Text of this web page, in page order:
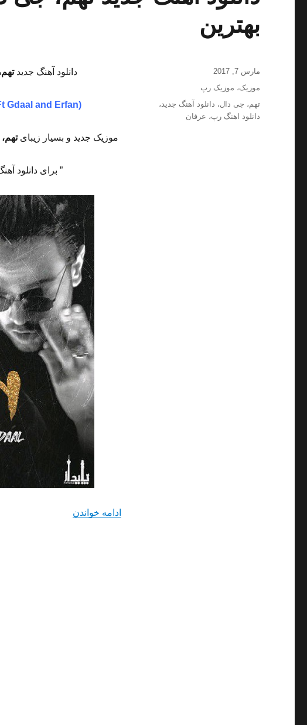
بهترین
دانلود آهنگ جدید
Gdaal and Erfan)
موزیک جدید و بسیار زیبای
” برای دانلود
ادامه خواندن“دانلود آهنگ جدید
ارسال
شده
مارس 7, 2017
دسته‌ها
موزیک، موزیک رپ
برچسب‌ها
تهم، جی دال، دانلود آهنگ جدید،
دانلود اهنگ رپ، عرفان